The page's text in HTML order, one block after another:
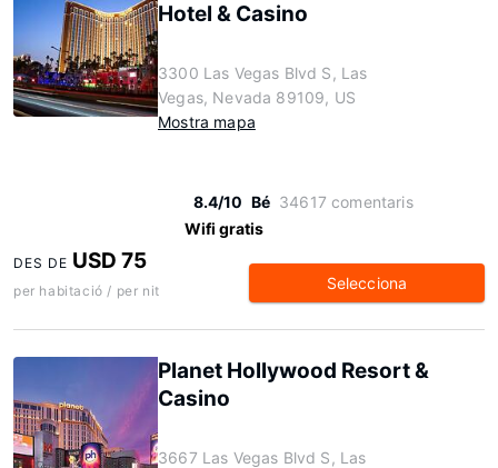
Hotel & Casino
3300 Las Vegas Blvd S, Las
Vegas, Nevada 89109, US
Mostra mapa
8.4/10 Bé 34617 comentaris
Wifi gratis
DES DE USD 75
per habitació / per nit Selecciona
Planet Hollywood Resort &
Casino
3667 Las Vegas Blvd S, Las